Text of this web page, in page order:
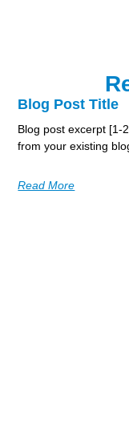
Blog Post Title
Blog post excerpt [1-
from your existing
Read More